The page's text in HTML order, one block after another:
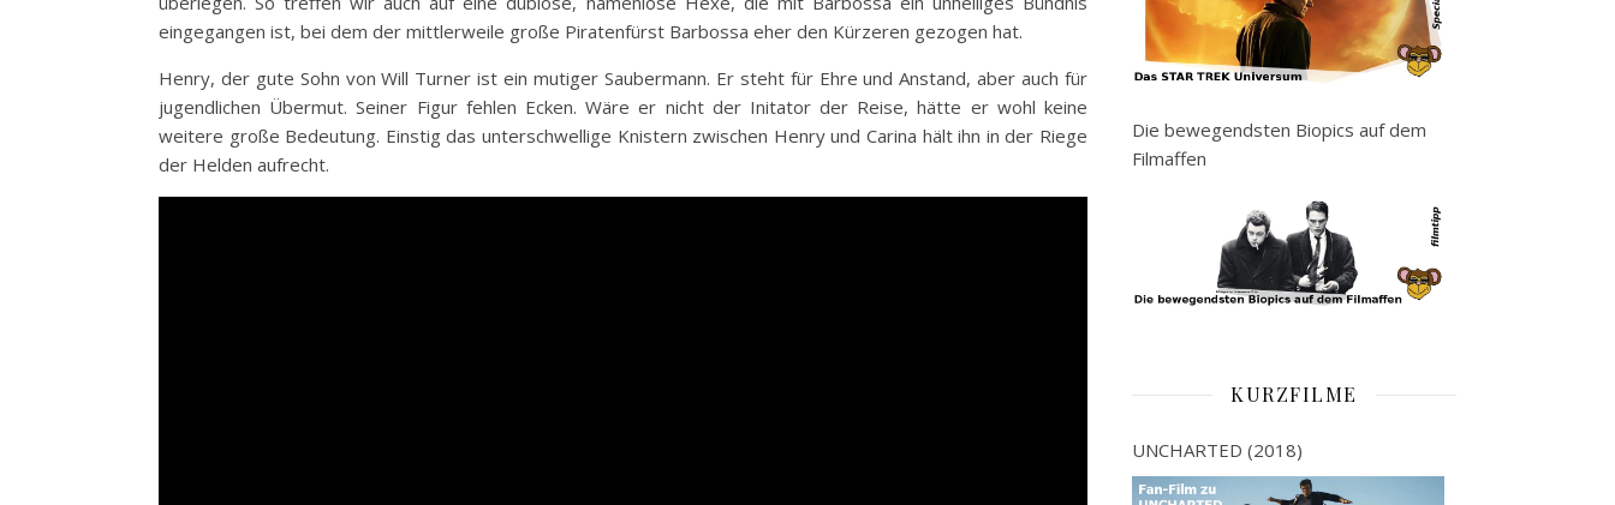
eingegangen ist, bei dem der mittlerweile große Piratenfürst Barbossa eher den Kürzeren gezogen hat.
Henry, der gute Sohn von Will Turner ist ein mutiger Saubermann. Er steht für Ehre und Anstand, aber auch für
jugendlichen Übermut. Seiner Figur fehlen Ecken. Wäre er nicht der Initator der Reise, hätte er wohl keine
weitere große Bedeutung. Einstig das unterschwellige Knistern zwischen Henry und Carina hält ihn in der Riege
der Helden aufrecht.
Die bewegendsten Biopics auf dem
Filmaffen
KURZFILME
UNCHARTED (2018)